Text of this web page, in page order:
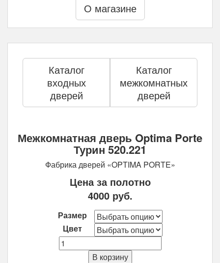
О магазине
Каталог
входных
дверей
Каталог
межкомнатных
дверей
Межкомнатная дверь Optima Porte
Турин 520.221
Фабрика дверей «OPTIMA PORTE»
Цена за полотно
4000 руб.
Размер
Цвет
Количество
Межкомнатная
В корзину